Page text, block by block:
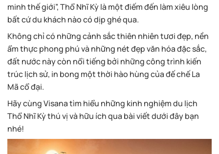
minh thế giới”, Thổ Nhĩ Kỳ là một điếm đến làm xiêu lòng
bất cứ du khách nào có dịp ghé qua.
Không chỉ có những cảnh sắc thiên nhiên tươi đẹp, nền
ẩm thực phong phú và những nét đẹp văn hóa đặc sắc,
đất nước này còn nổi tiếng bởi những công trình kiến
trúc lịch sử, in bong một thời hào hùng của đế chế La
Mã cổ đại.
Hãy cùng Visana tìm hiểu những kinh nghiệm du lịch
Thổ Nhĩ Kỳ thú vị và hữu ích qua bài viết dưới đây bạn
nhé!